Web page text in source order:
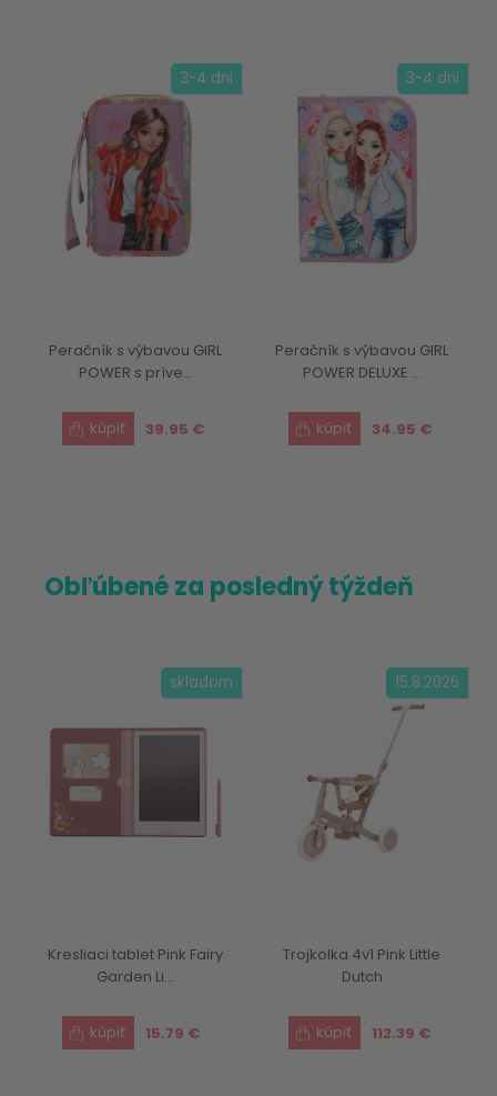
Peračník s výbavou GIRL
POWER s príve...
39.95 €
3-4 dni
Peračník s výbavou GIRL
POWER DELUXE ...
34.95 €
3-4 dni
Obľúbené za posledný týždeň
Kresliaci tablet Pink Fairy
Garden Li...
15.79 €
skladom
Trojkolka 4v1 Pink Little
Dutch
112.39 €
15.8.2026